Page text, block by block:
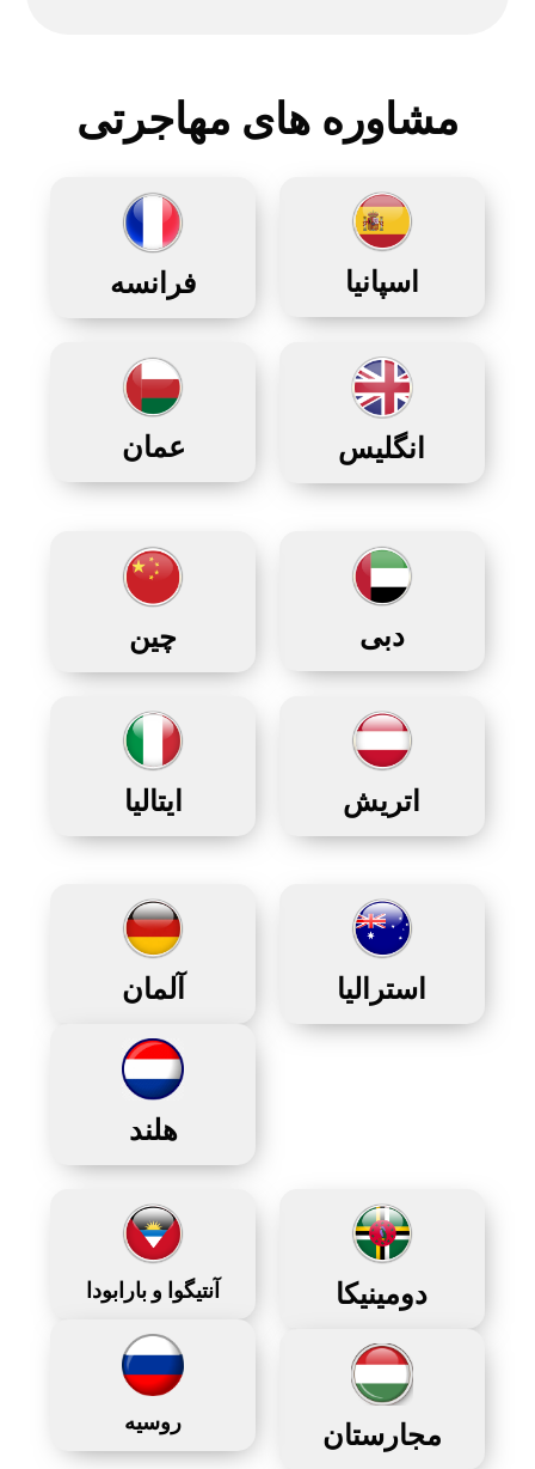
مشاوره های مهاجرتی
اسپانیا فرانسه
انگلیس عمان
دبی چین
اتریش ایتالیا
استرالیا آلمان
هلند
دومینیکا
مجارستان
آنتیگوا و بارابودا
روسیه